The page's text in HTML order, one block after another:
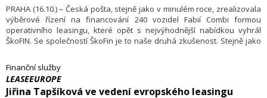
PRAHA (16.10.) – Česká pošta, stejně jako v minulém roce, zrealizovala
výběrové řízení na financování 240 vozidel Fabií Combi formou
operativního leasingu, které opět s nejvýhodnější nabídkou vyhrál
ŠkoFIN. Se společností ŠkoFin je to naše druhá zkušenost. Stejně jako
cenovou nabídku v oblasti krátkodobého operativního leasingu,“ říká
Patrik Zeithaml, ředitel sekce řízení dopravy České pošty.
Finanční služby
LEASEEUROPE
Jiřina Tapšíková ve vedení evropského leasingu